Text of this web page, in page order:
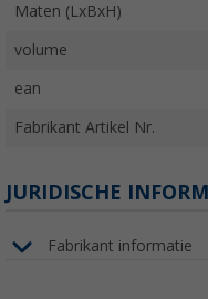
Maten (LxBxH)
volume
ean
Fabrikant Artikel Nr.
JURIDISCHE
Fabrikant informatie